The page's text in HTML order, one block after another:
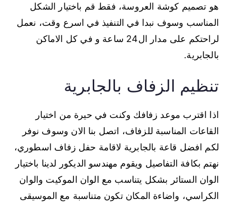
هو تصميم كوشة العروسة، فقط قم باختيار الشكل
المناسب وسوف نبدا في التنفيذ في اسرع وقت، نعمل
لراحتكم على مدار ال24 ساعة و في كل الاماكن
بالجابرية.
تنظيم الزفاف بالجابرية
اذا اقترب موعد زفافك وكنت في حيرة من اختيار
القاعات المناسبة للزفاف، اتصل بنا الان وسوف نوفر
لكم افضل قاعة بالجابرية لاقامة حفل زفاف اسطوري،
نهتم بكافة التفاصيل ويقوم مهندسو الديكور لدينا باختيار
الوان الستائر بشكل يتناسب مع الوان الموكيت والوان
الكراسي، واضاءة المكان تكون متناسبة مع الموسيقى